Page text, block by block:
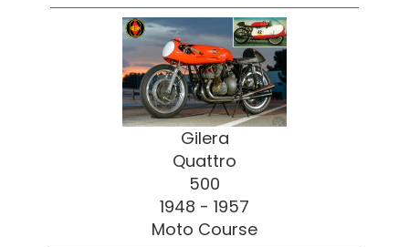
Gilera
Quattro
500
1948 - 1957
Moto Course